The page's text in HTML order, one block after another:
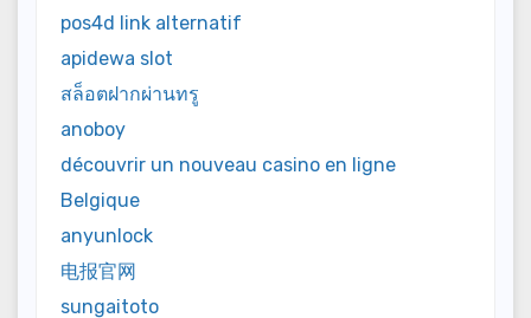
pos4d link alternatif
apidewa slot
สล็อตฝากผ่านทรู
anoboy
découvrir un nouveau casino en ligne
Belgique
anyunlock
电报官网
sungaitoto